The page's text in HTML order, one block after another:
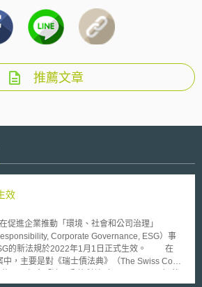
推薦文章
效
進企業推動「環境、社會和公司治理」
Corporate Governance, ESG）事
新法規於2022年1月1日正式生效。 在
，主要是對《瑞士債法典》（The Swiss Code